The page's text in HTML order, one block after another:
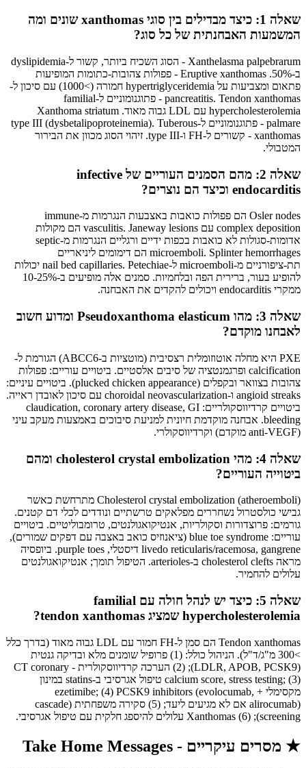
שאלה 1: כיצד מבדילים בין סוגי xanthomas שונים ומה
המשמעות האבחנתית של כל סוג?
Xanthelasma palpebrarum - הסוג השכיח ביותר, קשור ל-dyslipidemia
ב-50%. Eruptive xanthomas - פפולות צהובות-כתומות המופיעות
פתאום ומצביעות על hypertriglyceridemia חמורה (>1000) עם סיכון ל-
pancreatitis. Tendon xanthomas - פתוגנומוניים ל-familial
hypercholesterolemia עם LDL גבוה מאוד. Xanthoma striatum
palmare - פתוגנומוניים ל-type III (dysbetalipoproteinemia). Tuberous
xanthomas - קשורים ל-FH ו-type III. זיהוי הסוג מכוון את הבירור
המטבולי.
שאלה 2: מהם הסמנים העוריים של infective
endocarditis וכיצד הם נוצרים?
Osler nodes הם פפולות כואבות באצבעות הנגרמות מ-immune
complex deposition עם vasculitis. Janeway lesions הם מקולות
אדומות-סגולות לא כואבות בכפות ידיים ורגליים הנגרמות מ-septic
microemboli. Splinter hemorrhages הם דימומים ליניאריים
תת-ציפורניים מ-microemboli ל-nail bed capillaries. Petechiae יכולות
להופיע בעור, ברירית הפה ובלחמיות. סמנים אלה מופיעים ב-10-25%
ממקרי endocarditis ויכולים להקדים את האבחנה.
שאלה 3: מהו Pseudoxanthoma elasticum ומדוע חשוב
לאבחנו מוקדם?
PXE היא מחלה אוטוזומלית רצסיבית (מוטציות ב-ABCC6) הגורמת ל-
calcification ופרגמנטציה של סיבים אלסטיים. ביטויים עוריים: פפולות
צהובות בצוואר ובקפלים (plucked chicken appearance). ביטויים עיניים:
angioid streaks ו-choroidal neovascularization עם סיכון לאובדן ראייה.
ביטויים קרדיווסקולריים: claudication, coronary artery disease, GI
bleeding. אבחנה מוקדמת חיונית למניעת סיבוכים באמצעות מעקב עיני
(anti-VEGF מוקדם) וקרדיווסקולרי.
שאלה 4: מהי cholesterol crystal embolization ומהם
ביטוייה העוריים?
Cholesterol crystal embolization (atheroemboli) מתרחשת כאשר
גבישי כולסטרול נשחררים מפלאקים טרשתיים ונודדים לכלי דם קטנים.
גורמים: פרוצדורות וסקולריות, אנטיקואגולנטים, טרומבוליטיים. ביטויים
עוריים: blue toe syndrome (ציאנוזיס כואב באצבה עם דפקים שמורים),
livedo reticularis/racemosa, gangrene דיסטלי, purple toes. ביופסיה
מראה cholesterol clefts ב-arterioles. הטיפול תומך; אנטיקואגולנטים
עלולים להחמיר.
שאלה 5: כיצד יש לנהל חולה עם familial
hypercholesterolemia שמציג tendon xanthomas?
Tendon xanthomas הם סמן ל-FH חמור עם LDL גבוה מאוד (בדרך כלל
>300 מ"ג/ד"ל). הניהול כולל: (1) פרופיל שומנים מלא ובדיקה גנטית
(LDLR, APOB, PCSK9); (2) הערכה קרדיווסקולרית - CT coronary
calcium score, stress testing; (3) טיפול אגרסיבי ב-statins במינון
מקסימלי + ezetimibe; (4) PCSK9 inhibitors (evolocumab,
alirocumab) אם לא מגיעים ליעד; (5) סקירה משפחתית (cascade
screening); (6) Xanthomas עלולים להיספג חלקית עם טיפול אגרסיבי.
★ מסרים עיקריים - Take Home Messages